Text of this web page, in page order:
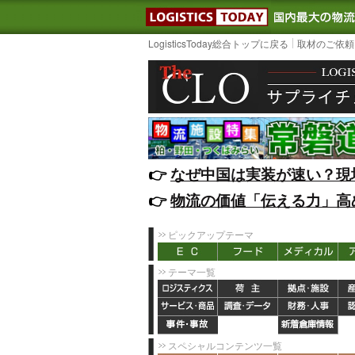
LOGISTICS
LogisticsToday総合トップに戻る 取材のご依
👉️なぜ中国は実装が速い？
👉️物流の価値「伝える力」
ピックアップテーマ
テーマ一覧
スペシャルコンテンツ一覧